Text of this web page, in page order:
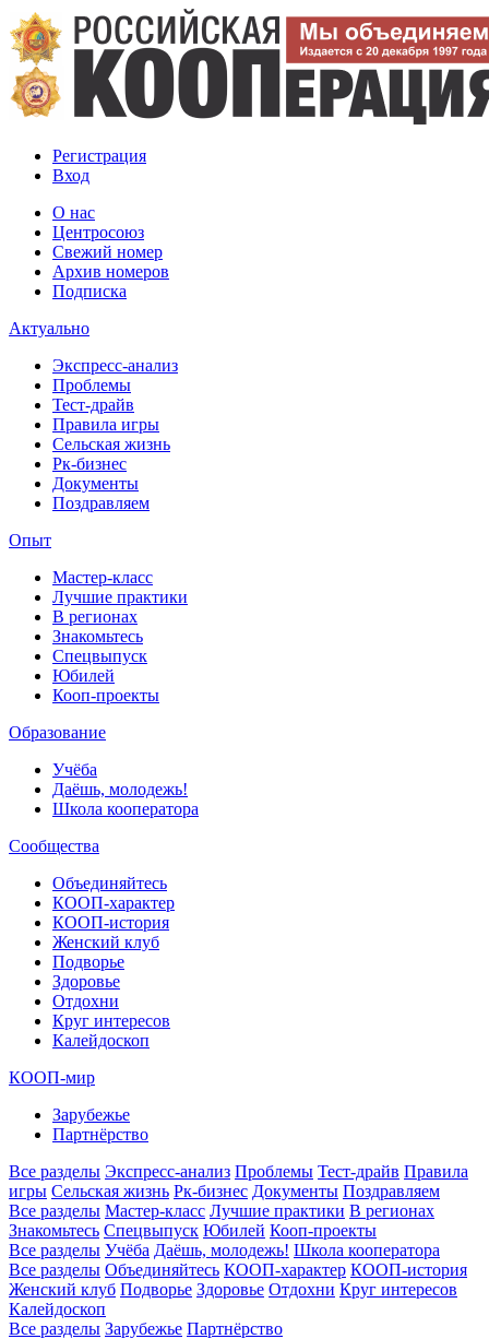
Регистрация
Вход
О нас
Центросоюз
Свежий номер
Архив номеров
Подписка
Актуально
Экспресс-анализ
Проблемы
Тест-драйв
Правила игры
Сельская жизнь
Рк-бизнес
Документы
Поздравляем
Опыт
Мастер-класс
Лучшие практики
В регионах
Знакомьтесь
Спецвыпуск
Юбилей
Кооп-проекты
Образование
Учёба
Даёшь, молодежь!
Школа кооператора
Сообщества
Объединяйтесь
КООП-характер
КООП-история
Женский клуб
Подворье
Здоровье
Отдохни
Круг интересов
Калейдоскоп
КООП-мир
Зарубежье
Партнёрство
Все разделы Экспресс-анализ Проблемы Тест-драйв Правила
игры Сельская жизнь Рк-бизнес Документы Поздравляем
Все разделы Мастер-класс Лучшие практики В регионах
Знакомьтесь Спецвыпуск Юбилей Кооп-проекты
Все разделы Учёба Даёшь, молодежь! Школа кооператора
Все разделы Объединяйтесь КООП-характер КООП-история
Женский клуб Подворье Здоровье Отдохни Круг интересов
Калейдоскоп
Все разделы Зарубежье Партнёрство